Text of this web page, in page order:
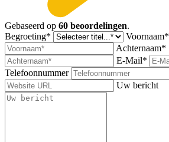
Gebaseerd op 60 beoordelingen.
Begroeting*
Voornaam*
Achternaam*
E-Mail*
Telefoonnummer
Uw bericht